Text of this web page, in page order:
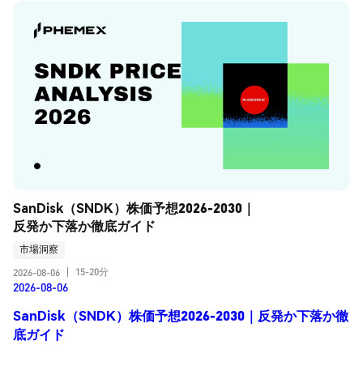
SanDisk（SNDK）株価予想2026-2030｜
反発か下落か徹底ガイド
市場洞察
2026-08-06
15-20分
2026-08-06
SanDisk（SNDK）株価予想2026-2030｜反発か下落か徹
底ガイド